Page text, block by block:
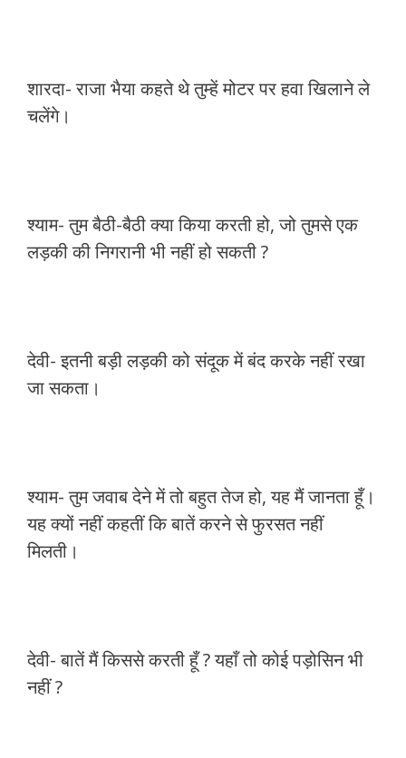
शारदा- राजा भैया कहते थे तुम्हें मोटर पर हवा खिलाने ले
चलेंगे।
श्याम- तुम बैठी-बैठी क्या किया करती हो, जो तुमसे एक
लड़की की निगरानी भी नहीं हो सकती ?
देवी- इतनी बड़ी लड़की को संदूक में बंद करके नहीं रखा
जा सकता।
श्याम- तुम जवाब देने में तो बहुत तेज हो, यह मैं जानता हूँ।
यह क्यों नहीं कहतीं कि बातें करने से फुरसत नहीं
मिलती।
देवी- बातें मैं किससे करती हूँ ? यहाँ तो कोई पड़ोसिन भी
नहीं ?